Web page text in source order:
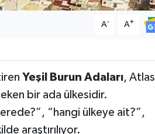
A- A+
Yeşil Burun Adaları, Atlas
bir ada ülkesidir.
“hangi ülkeye ait?”,
araştırılıyor.